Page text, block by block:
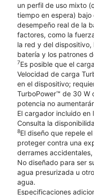
un perfil de uso mixto
tiempo en espera)
desempeño real de la
factores, como la
la red y del
batería y los patrones
7Es posible que el
Velocidad de carga
en el dispositivo;
TurboPower™ de 30 W
potencia no
El cargador incluido en
Consulta la
8El diseño que repele
proteger contra una
derrames
No diseñado para ser
agua presurizada u
agua.
Especificaciones